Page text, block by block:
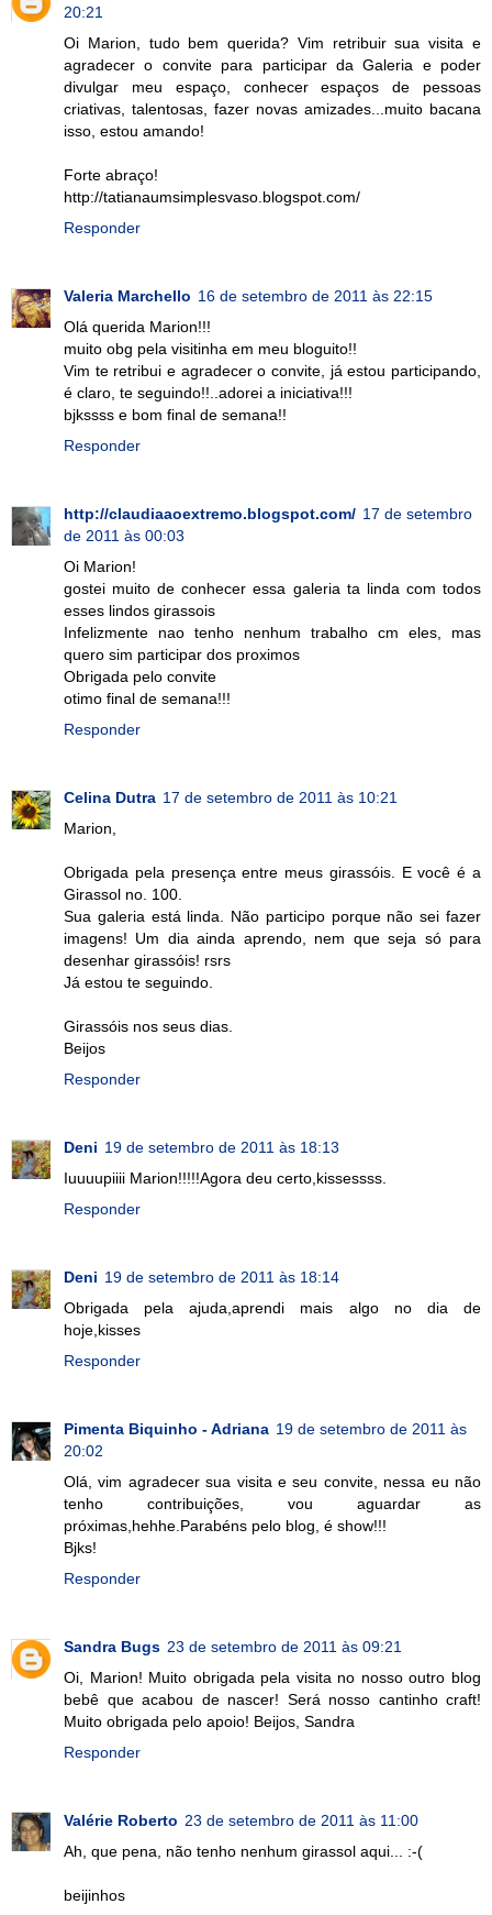
20:21
Oi Marion, tudo bem querida? Vim retribuir sua visita e
agradecer o convite para participar da Galeria e poder
divulgar meu espaço, conhecer espaços de pessoas
criativas, talentosas, fazer novas amizades...muito bacana
isso, estou amando!
Forte abraço!
http://tatianaumsimplesvaso.blogspot.com/
Responder
Valeria Marchello 16 de setembro de 2011 às 22:15
Olá querida Marion!!!
muito obg pela visitinha em meu bloguito!!
Vim te retribui e agradecer o convite, já estou participando,
é claro, te seguindo!!..adorei a iniciativa!!!
bjkssss e bom final de semana!!
Responder
http://claudiaaoextremo.blogspot.com/ 17 de setembro
de 2011 às 00:03
Oi Marion!
gostei muito de conhecer essa galeria ta linda com todos
esses lindos girassois
Infelizmente nao tenho nenhum trabalho cm eles, mas
quero sim participar dos proximos
Obrigada pelo convite
otimo final de semana!!!
Responder
Celina Dutra 17 de setembro de 2011 às 10:21
Marion,
Obrigada pela presença entre meus girassóis. E você é a
Girassol no. 100.
Sua galeria está linda. Não participo porque não sei fazer
imagens! Um dia ainda aprendo, nem que seja só para
desenhar girassóis! rsrs
Já estou te seguindo.
Girassóis nos seus dias.
Beijos
Responder
Deni 19 de setembro de 2011 às 18:13
Iuuuupiiii Marion!!!!!Agora deu certo,kissessss.
Responder
Deni 19 de setembro de 2011 às 18:14
Obrigada pela ajuda,aprendi mais algo no dia de
hoje,kisses
Responder
Pimenta Biquinho - Adriana 19 de setembro de 2011 às
20:02
Olá, vim agradecer sua visita e seu convite, nessa eu não
tenho contribuições, vou aguardar as
próximas,hehhe.Parabéns pelo blog, é show!!!
Bjks!
Responder
Sandra Bugs 23 de setembro de 2011 às 09:21
Oi, Marion! Muito obrigada pela visita no nosso outro blog
bebê que acabou de nascer! Será nosso cantinho craft!
Muito obrigada pelo apoio! Beijos, Sandra
Responder
Valérie Roberto 23 de setembro de 2011 às 11:00
Ah, que pena, não tenho nenhum girassol aqui... :-(
beijinhos